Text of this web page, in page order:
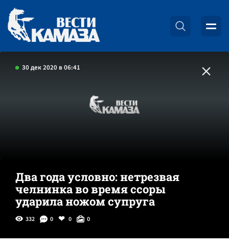
30 дек 2020 в 06:41
Два года условно: нетрезвая
челнинка во время ссоры
ударила ножом супруга
332 0 0 0